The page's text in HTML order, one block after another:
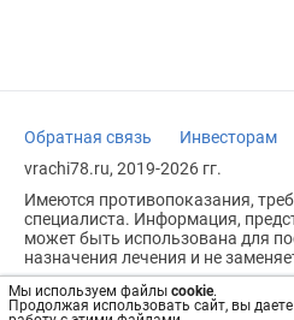
Мы используем файлы cookie.
Продолжая использовать сайт, вы даете
Обратная связь Инвесторам
vrachi78.ru, 2019-2026 гг.
Имеются противопоказания,
специалиста. Информация,
может быть использована для
назначения лечения и не
Возрастное ограничение: 18+